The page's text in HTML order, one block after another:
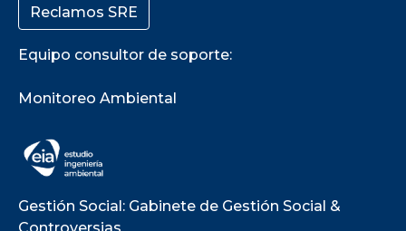
Reclamos SRE
Equipo consultor de soporte:
Monitoreo Ambiental
Gestión Social: Gabinete de Gestión Social &